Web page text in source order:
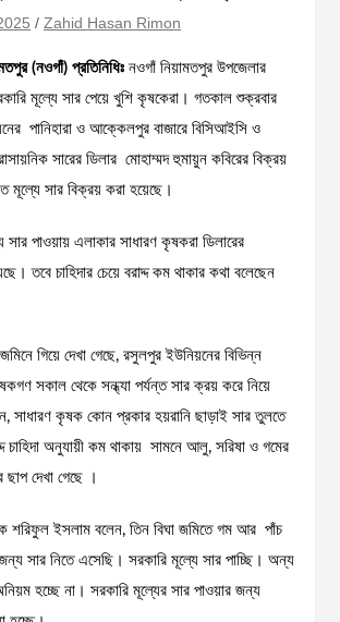
Zahid Hasan Rimon
(নওগাঁ) প্রতিনিধিঃ নওগাঁ নিয়ামতপুর উপজেলার
মূল্যে সার পেয়ে খুশি কৃষকেরা। গতকাল শুক্রবার
পানিহারা ও আক্কেলপুর বাজারে বিসিআইসি ও
সারের ডিলার মোহাম্মদ হুমায়ুন কবিরের বিক্রয়
মূল্যে সার বিক্রয় করা হয়েছে।
সার পাওয়ায় এলাকার সাধারণ কৃষকরা ডিলারের
তবে চাহিদার চেয়ে বরাদ্দ কম থাকার কথা বলেছেন
গিয়ে দেখা গেছে, রসুলপুর ইউনিয়নের বিভিন্ন
সকাল থেকে সন্ধ্যা পর্যন্ত সার ক্রয় করে নিয়ে
সাধারণ কৃষক কোন প্রকার হয়রানি ছাড়াই সার তুলতে
চাহিদা অনুযায়ী কম থাকায় সামনে আলু, সরিষা ও গমের
ছাপ দেখা গেছে ।
শরিফুল ইসলাম বলেন, তিন বিঘা জমিতে গম আর পাঁচ
জন্য সার নিতে এসেছি। সরকারি মূল্যে সার পাচ্ছি। অন্য
হচ্ছে না। সরকারি মূল্যের সার পাওয়ার জন্য